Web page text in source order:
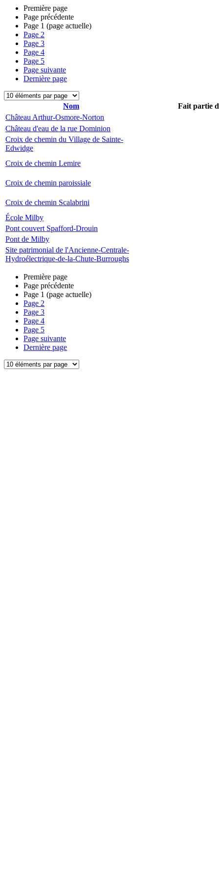
Première page
Page précédente
Page 1 (page actuelle)
Page 2
Page 3
Page 4
Page 5
Page suivante
Dernière page
Nom
Fait partie
Château Arthur-Osmore-Norton
Château d'eau de la rue Dominion
Croix de chemin du Village de Sainte-
Edwidge
Croix de chemin Lemire
Croix de chemin paroissiale
Croix de chemin Scalabrini
École Milby
Pont couvert Spafford-Drouin
Pont de Milby
Site patrimonial de l'Ancienne-Centrale-
Hydroélectrique-de-la-Chute-Burroughs
Première page
Page précédente
Page 1 (page actuelle)
Page 2
Page 3
Page 4
Page 5
Page suivante
Dernière page